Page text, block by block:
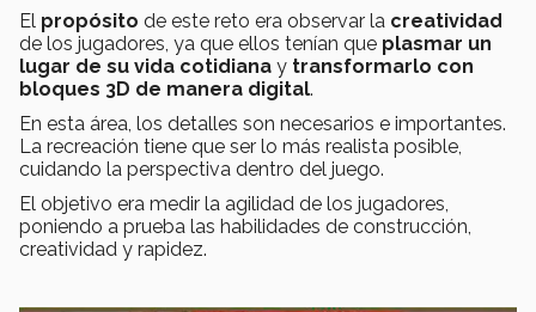
El propósito de este reto era observar la creatividad
de los jugadores, ya que ellos tenían que plasmar un
lugar de su vida cotidiana y transformarlo con
bloques 3D de manera digital.
En esta área, los detalles son necesarios e importantes.
La recreación tiene que ser lo más realista posible,
cuidando la perspectiva dentro del juego.
El objetivo era medir la agilidad de los jugadores,
poniendo a prueba las habilidades de construcción,
creatividad y rapidez.